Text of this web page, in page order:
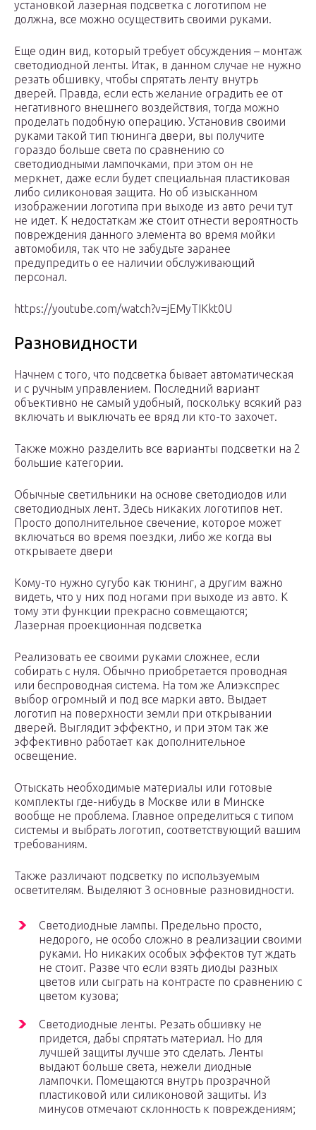
установкой лазерная подсветка с логотипом не
должна, все можно осуществить своими руками.
Еще один вид, который требует обсуждения – монтаж
светодиодной ленты. Итак, в данном случае не нужно
резать обшивку, чтобы спрятать ленту внутрь
дверей. Правда, если есть желание оградить ее от
негативного внешнего воздействия, тогда можно
проделать подобную операцию. Установив своими
руками такой тип тюнинга двери, вы получите
гораздо больше света по сравнению со
светодиодными лампочками, при этом он не
меркнет, даже если будет специальная пластиковая
либо силиконовая защита. Но об изысканном
изображении логотипа при выходе из авто речи тут
не идет. К недостаткам же стоит отнести вероятность
повреждения данного элемента во время мойки
автомобиля, так что не забудьте заранее
предупредить о ее наличии обслуживающий
персонал.
https://youtube.com/watch?v=jEMyTIKkt0U
Разновидности
Начнем с того, что подсветка бывает автоматическая
и с ручным управлением. Последний вариант
объективно не самый удобный, поскольку всякий раз
включать и выключать ее вряд ли кто-то захочет.
Также можно разделить все варианты подсветки на 2
большие категории.
Обычные светильники на основе светодиодов или
светодиодных лент. Здесь никаких логотипов нет.
Просто дополнительное свечение, которое может
включаться во время поездки, либо же когда вы
открываете двери
Кому-то нужно сугубо как тюнинг, а другим важно
видеть, что у них под ногами при выходе из авто. К
тому эти функции прекрасно совмещаются;
Лазерная проекционная подсветка
Реализовать ее своими руками сложнее, если
собирать с нуля. Обычно приобретается проводная
или беспроводная система. На том же Алиэкспрес
выбор огромный и под все марки авто. Выдает
логотип на поверхности земли при открывании
дверей. Выглядит эффектно, и при этом так же
эффективно работает как дополнительное
освещение.
Отыскать необходимые материалы или готовые
комплекты где-нибудь в Москве или в Минске
вообще не проблема. Главное определиться с типом
системы и выбрать логотип, соответствующий вашим
требованиям.
Также различают подсветку по используемым
осветителям. Выделяют 3 основные разновидности.
Светодиодные лампы. Предельно просто,
недорого, не особо сложно в реализации своими
руками. Но никаких особых эффектов тут ждать
не стоит. Разве что если взять диоды разных
цветов или сыграть на контрасте по сравнению с
цветом кузова;
Светодиодные ленты. Резать обшивку не
придется, дабы спрятать материал. Но для
лучшей защиты лучше это сделать. Ленты
выдают больше света, нежели диодные
лампочки. Помещаются внутрь прозрачной
пластиковой или силиконовой защиты. Из
минусов отмечают склонность к повреждениям;